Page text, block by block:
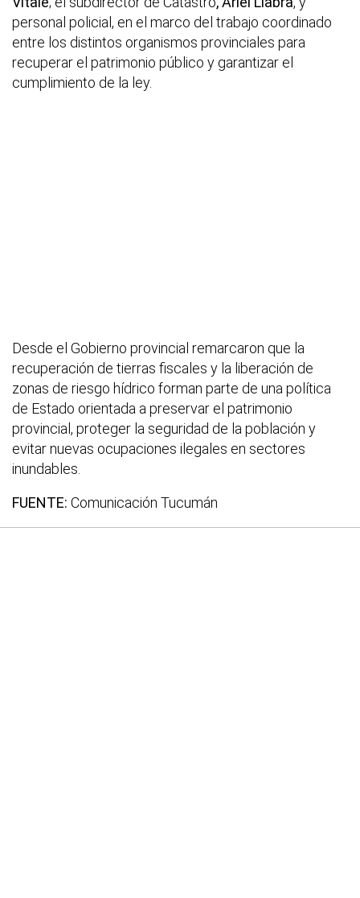
personal policial, en el marco del trabajo coordinado
entre los distintos organismos provinciales para
recuperar el patrimonio público y garantizar el
cumplimiento de la ley.
Desde el Gobierno provincial remarcaron que la
recuperación de tierras fiscales y la liberación de
zonas de riesgo hídrico forman parte de una política
de Estado orientada a preservar el patrimonio
provincial, proteger la seguridad de la población y
evitar nuevas ocupaciones ilegales en sectores
inundables.
FUENTE: Comunicación Tucumán